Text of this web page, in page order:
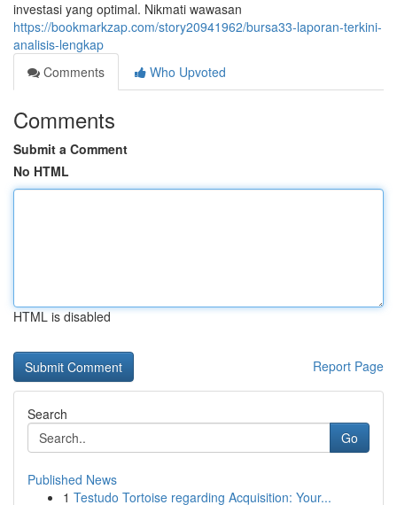
investasi yang optimal. Nikmati wawasan
https://bookmarkzap.com/story20941962/bursa33-laporan-terkini-
analisis-lengkap
Comments
Who Upvoted
Comments
Submit a Comment
No HTML
HTML is disabled
Report Page
Search
Go
Published News
1 Testudo Tortoise regarding Acquisition: Your...